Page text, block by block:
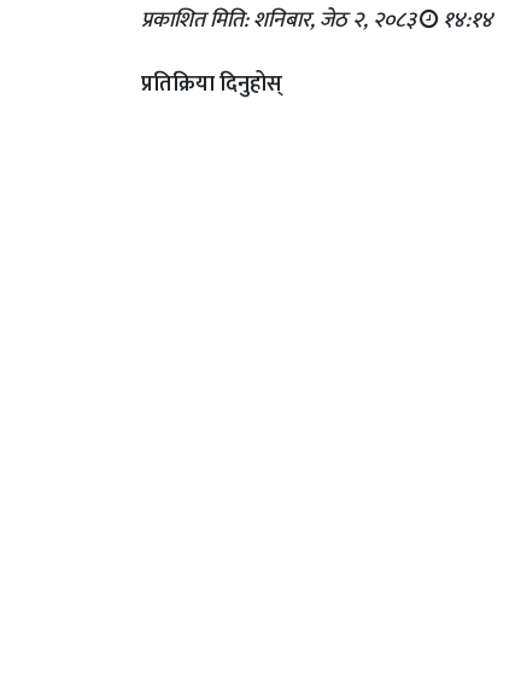
प्रकाशित मिति: शनिबार, जेठ २, २०८३ १४:१४
प्रतिक्रिया दिनुहोस्